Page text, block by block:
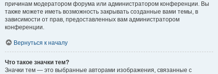
причинам модератором форума или администратором конференции. Вы
также можете иметь возможность закрывать созданные вами темы, в
зависимости от прав, предоставленных вам администратором
конференции.
Вернуться к началу
Что такое значки тем?
Значки тем — это выбранные авторами изображения, связанные с